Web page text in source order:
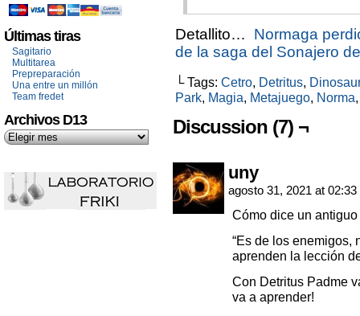
Últimas tiras
Sagitario
Multitarea
Prepreparación
Una entre un millón
Team fredet
Archivos D13
Detallito… Normaga
de la saga del Sonajero
└ Tags: Cetro, Detritus,
Park, Magia, Metajuego, Norma
Discussion (7) ¬
uny
agosto 31, 2021 at 02:33
Cómo dice un
“Es de los enemigos,
aprenden la lección
Con Detritus Padme
va a aprender!